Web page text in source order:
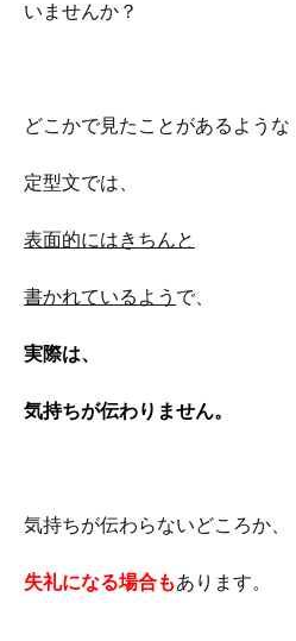
いませんか？
どこかで見たことがあるような
定型文では、
表面的にはきちんと
書かれているよう で、
実際は、
気持ちが伝わりません。
気持ちが伝わらないどころか、
失礼になる場合もあります。